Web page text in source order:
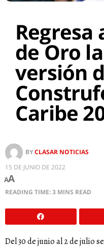
Regresa
de Oro
versión
Caribe
BYCLASAR NOTICIAS
15 DE JUNIO DE 2022
AA
READING TIME: 3 MINS READ
Del 30 de junio al 2 de julio